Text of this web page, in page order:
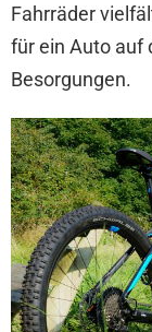
Fahrräder
für ein Auto auf
Besorgungen.